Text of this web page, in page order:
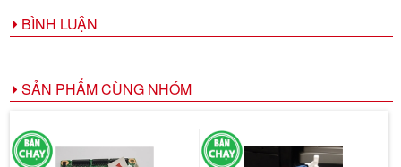
BÌNH LUẬN
SẢN PHẨM CÙNG NHÓM